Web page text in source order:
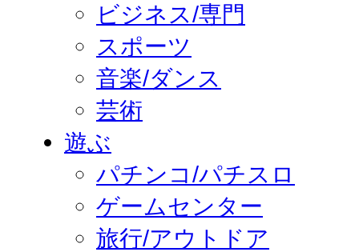
ビジネス/専門
スポーツ
音楽/ダンス
芸術
遊ぶ
パチンコ/パチスロ
ゲームセンター
旅行/アウトドア